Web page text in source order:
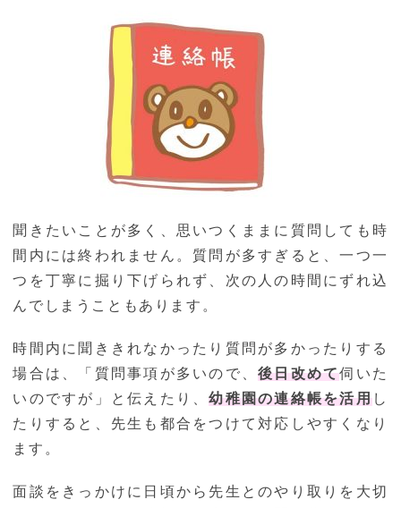
聞きたいことが多く、思いつくままに質問しても時
間内には終われません。質問が多すぎると、一つ一
つを丁寧に掘り下げられず、次の人の時間にずれ込
んでしまうこともあります。
時間内に聞ききれなかったり質問が多かったりする
場合は、「質問事項が多いので、後日改めて伺いた
いのですが」と伝えたり、幼稚園の連絡帳を活用し
たりすると、先生も都合をつけて対応しやすくなり
ます。
面談をきっかけに日頃から先生とのやり取りを大切